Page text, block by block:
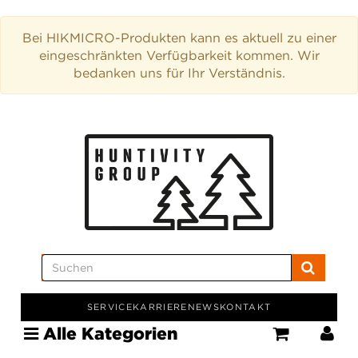
Bei HIKMICRO-Produkten kann es aktuell zu einer
eingeschränkten Verfügbarkeit kommen. Wir
bedanken uns für Ihr Verständnis.
SERVICEKARRIERE NEWSKONTAKT
Alle Kategorien